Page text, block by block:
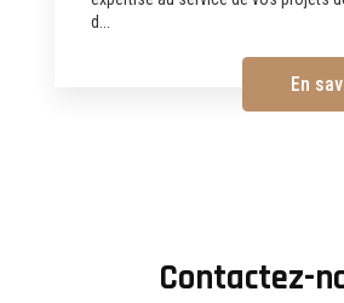
d...
En
Contactez-